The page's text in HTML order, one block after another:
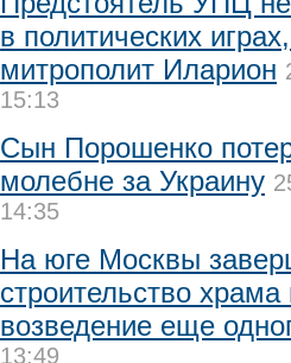
в политических
митрополит Иларион
15:13
Сын Порошенко
молебне за Украину
14:35
На юге Москвы
строительство храма
возведение еще